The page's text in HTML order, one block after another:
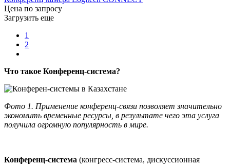
Цена по запросу
Загрузить еще
1
2
Что такое Конференц-система?
Фото 1. Применение конференц-связи позволяет значительно
экономить временные ресурсы, в результате чего эта услуга
получила огромную популярность в мире.
Конференц-система (конгресс-система, дискуссионная